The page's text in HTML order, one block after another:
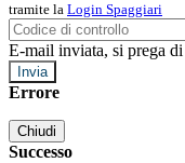
tramite la Login Spaggiari
E-mail inviata, si prega
Errore
Chiudi
Successo